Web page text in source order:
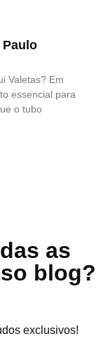
Valetas? Em
essencial para
o tubo
as
blog?
exclusivos!